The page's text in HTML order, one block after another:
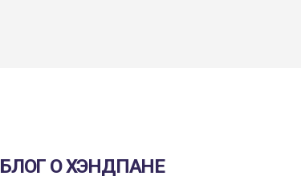
БЛОГ О ХЭНДПАНЕ